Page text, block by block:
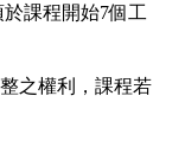
於課程開始7個工
之權利，課程若